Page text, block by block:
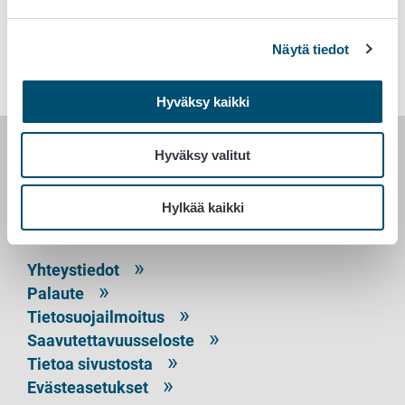
Näytä tiedot
Hyväksy kaikki
Hyväksy valitut
Hylkää kaikki
Avainsanat
RUOKAVIRASTO
00027 RUOKAVIRASTO
Yhteystiedot
Palaute
Tietosuojailmoitus
Saavutettavuusseloste
Tietoa sivustosta
Evästeasetukset